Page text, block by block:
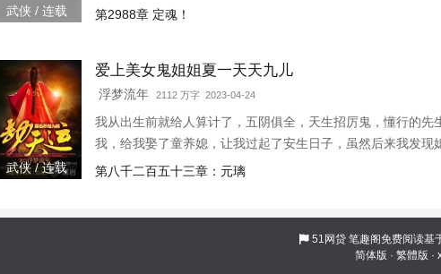
武侠 / 连载
峰！” “你培养徒弟修为从筑基期突破，获得千倍返还，你突
第2988章 定魂！
武侠 / 连载
爱上美女鬼姐姐夏一天天九儿
浮梦流年 2112 万字 2023-04-24
我从出生前就给人算计了，五阴俱全，天生招厉鬼，懂行的
我，给我娶了童养媳，让我过起了安生日子，虽然后来我发现
第八千二百五十三章：元璃
51网贷笔趣阁免费阅读基
简体版 · 繁體版 ·